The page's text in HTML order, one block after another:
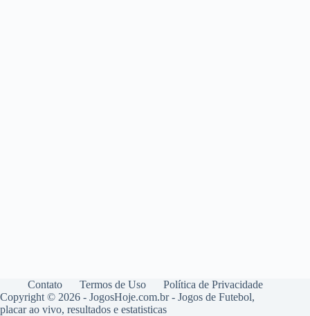
Contato Termos de Uso
Política de Privacidade
Copyright © 2026 - JogosHoje.com.br - Jogos de Futebol,
placar ao vivo, resultados e estatisticas